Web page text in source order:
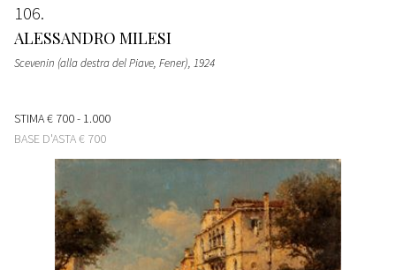
106
ALESSANDRO MILESI
Scevenin (alla destra del Piave, Fener), 1924
STIMA€ 700 - 1.000
BASE D'ASTA€ 700